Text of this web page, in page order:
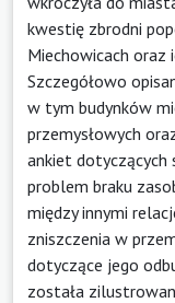
kwestię zbrodni
Miechowicach oraz
Szczegółowo
w tym budynków
przemysłowych
ankiet
problem braku
między innymi
zniszczenia w
dotyczące jego
została